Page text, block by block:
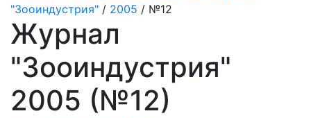
"Зооиндустрия" / 2005 / №12
Журнал
"Зооиндустрия"
2005 (№12)